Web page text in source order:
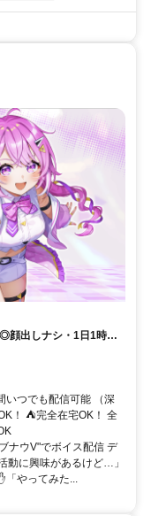
顔出しナシ・1日1時間
いつでも配信可能 （深
！ ⛺完全在宅OK！ 全
ナウV"でボイス配信 デ
動に興味があるけど…」
「やってみた...